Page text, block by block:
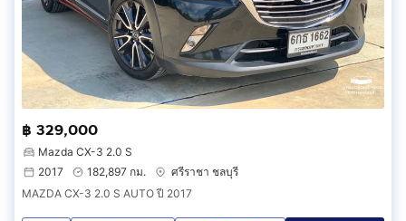
฿ 329,000
Mazda CX-3 2.0 S
2017
182,897 กม.
ศรีราชา ชลบุรี
MAZDA CX-3 2.0 S AUTO ปี 2017